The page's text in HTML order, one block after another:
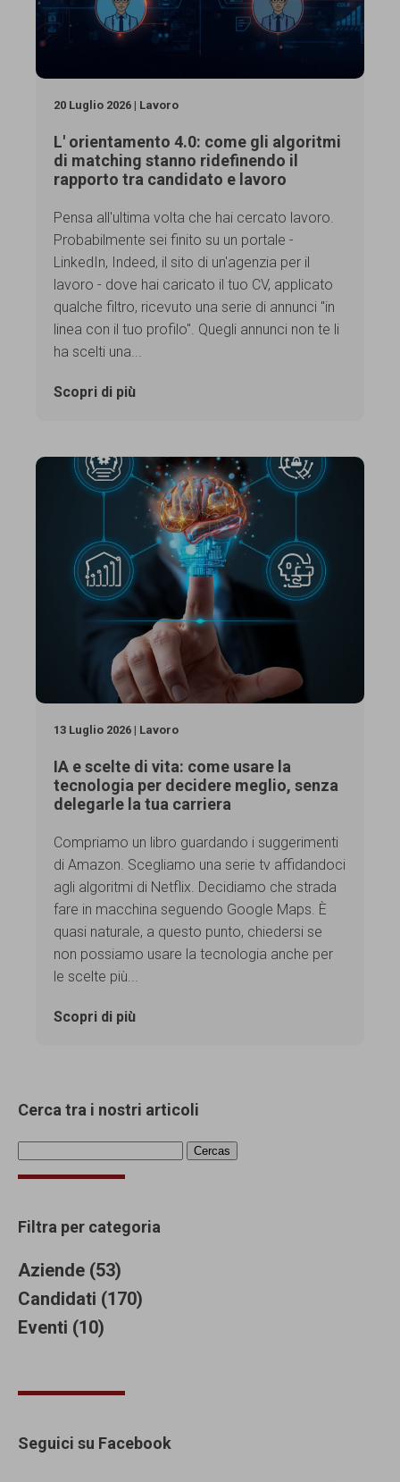
20 Luglio 2026 | Lavoro
L' orientamento 4.0: come gli algoritmi
di matching stanno ridefinendo il
rapporto tra candidato e lavoro
Pensa all'ultima volta che hai cercato lavoro.
Probabilmente sei finito su un portale -
LinkedIn, Indeed, il sito di un'agenzia per il
lavoro - dove hai caricato il tuo CV, applicato
qualche filtro, ricevuto una serie di annunci "in
linea con il tuo profilo". Quegli annunci non te li
ha scelti una...
Scopri di più
13 Luglio 2026 | Lavoro
IA e scelte di vita: come usare la
tecnologia per decidere meglio, senza
delegarle la tua carriera
Compriamo un libro guardando i suggerimenti
di Amazon. Scegliamo una serie tv affidandoci
agli algoritmi di Netflix. Decidiamo che strada
fare in macchina seguendo Google Maps. È
quasi naturale, a questo punto, chiedersi se
non possiamo usare la tecnologia anche per
le scelte più...
Scopri di più
Cerca tra i nostri articoli
Filtra per categoria
Aziende (53)
Candidati (170)
Eventi (10)
Seguici su Facebook